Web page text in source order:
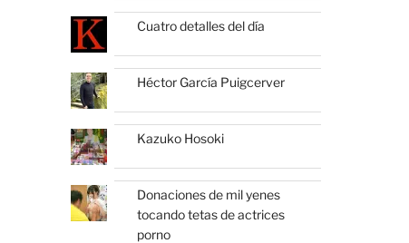
Cuatro detalles del día
Héctor García Puigcerver
Kazuko Hosoki
Donaciones de mil yenes
tocando tetas de actrices
porno